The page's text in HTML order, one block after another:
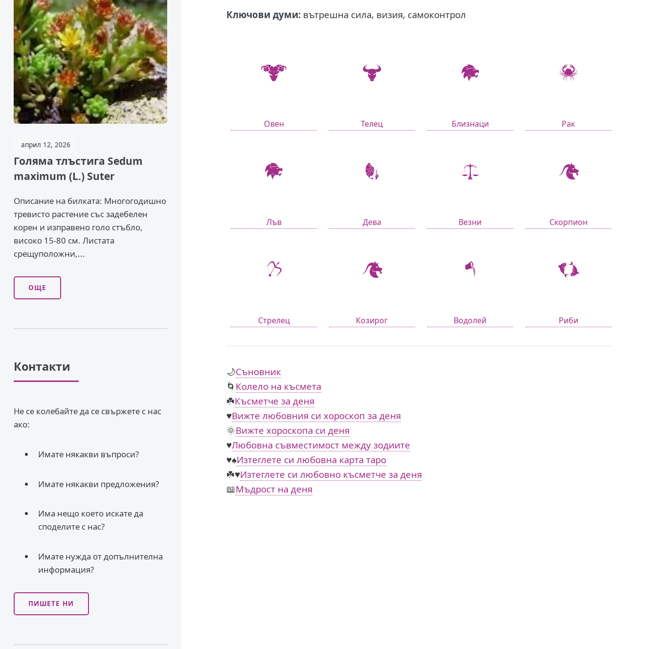
Ключови думи:вътрешна сила, визия, самоконтрол
Овен Телец Близнаци Рак
Лъв Дева Везни Скорпион
Стрелец Козирог Водолей Риби
🌙Съновник
🌀 Колело на късмета
☘️Късметче за деня
♥️Вижте любовния си хороскоп за деня
🌞Вижте хороскопа си деня
♥️Любовна съвместимост между зодиите
♥️♠️Изтеглете си любовна карта таро
☘️♥️Изтеглете си любовно късметче за деня
📖Мъдрост на деня
април 12, 2026
Голяма тлъстига Sedum
maximum (L.) Suter
Описание на билката: Многогодишно
тревисто растение със задебелен
корен и изправено го­ло стъбло,
високо 15-80 см. Листата
срещуположни,...
ОЩЕ
Контакти
Не се колебайте да се свържете с нас
ако:
Имате някакви въпроси?
Имате някакви предложения?
Има нещо което искате да
споделите с нас?
Имате нужда от допълнителна
информация?
ПИШЕТЕ НИ